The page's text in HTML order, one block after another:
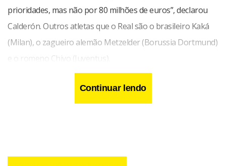
prioridades, mas não por 80 milhões de euros”, declarou
Calderón. Outros atletas que o Real são o brasileiro Kaká
(Milan), o zagueiro alemão Metzelder (Borussia Dortmund)
e o romeno Chivo (Juventus).
A última chance do Real Madrid de conquistar um título na
presente temporada é o Campeonato Espanhol. Terceiro
competição se quiser faturar a taça.
Continuar lendo